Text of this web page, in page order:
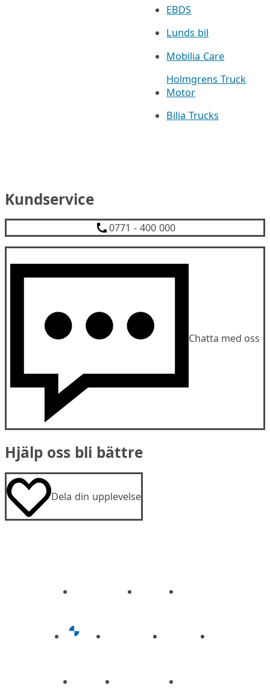
EBDS
Lunds bil
Mobilia Care
Holmgrens Truck
Motor
Bilia Trucks
Kundservice
0771 - 400 000
Chatta med oss
Hjälp oss bli bättre
Dela din upplevelse